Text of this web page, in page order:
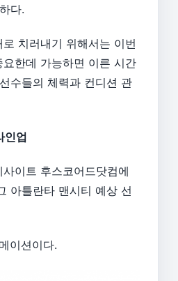
다.
치러내기 위해서는 이번
한데 가능하면 이른 시간
수들의 체력과 컨디션 관
인업
이트 후스코어드닷컴에
아틀란타 맨시티 예상 선
이션이다.